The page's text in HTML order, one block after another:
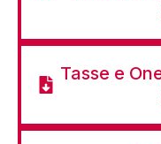
Tasse e